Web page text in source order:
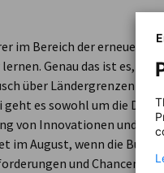
im Bereich der
Genau das ist es,
über Ländergrenzen
geht es sowohl um die
von Innovationen und
im August, wenn die
und Chancen,